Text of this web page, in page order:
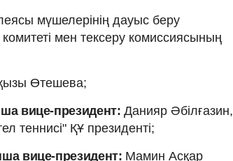
мүшелерінің дауыс беру
мен тексеру комиссиясының
Өтешева;
вице-президент:Данияр Әбілғазин,
теннисі" ҚҰ президенті;
вице-президент: Мамин Асқар